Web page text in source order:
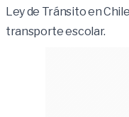
Ley de Tránsito en
transporte escolar.